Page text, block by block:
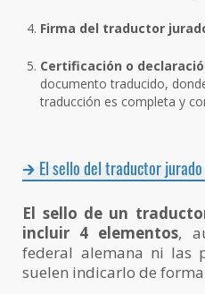
Firma del traductor
Certificación o
documento traducido,
traducción es completa y
El sello del traductor jurado
El sello de un
incluir 4 elementos,
federal alemana ni las
suelen indicarlo de